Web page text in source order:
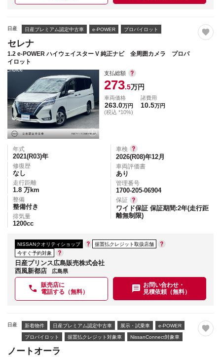
日産 日産プレミアム認定中古車 e-POWER プロパイロット
セレナ
1.2 e-POWER ハイウェイスター V 純正ナビ 全周囲カメラ プロパ
イロット
支払総額
273.5万円
車両価格
263.0万円
(税込 *10%)
諸費用
10.5万円
年式
2021(R03)年
修復歴
なし
走行距離
1.8 万km
整備
整備付き
排気量
1200cc
車検
2026(R08)年12月
車両評価書
あり
管理番号
1700-205-06904
保証
ワイド保証 保証期間:2年(走行距
離無制限)
NISSANクオリティショップ
据置払クレジット取扱店舗
今すぐ予約対象
日産プリンス広島販売株式会社
西風新都店
広島県
販売店に
電話する（無料）
お問い合わせ・
見積依頼（無料）
日産 新着物件 日産プレミアム認定中古車 展示・試乗車 e-POWER
プロパイロット 据置払クレジット対象車 NissanConnect対象車
ノートオーラ